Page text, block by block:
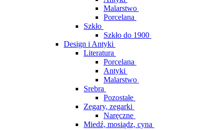
Malarstwo
Porcelana
Szkło
Szkło do 1900
Design i Antyki
Literatura
Porcelana
Antyki
Malarstwo
Srebra
Pozostałe
Zegary, zegarki
Naręczne
Miedź, mosiądz, cyna